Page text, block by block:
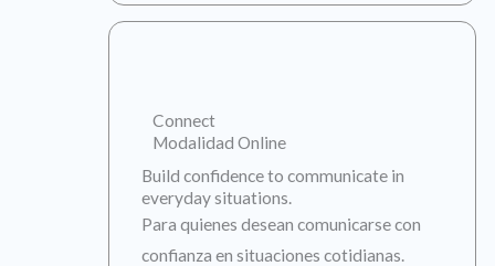
Connect
Modalidad Online
Build confidence to communicate in
everyday situations.
Para quienes desean comunicarse con
confianza en situaciones cotidianas.